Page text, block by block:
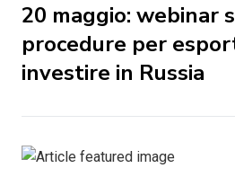
20 maggio: webinar
procedure per
investire in Russia